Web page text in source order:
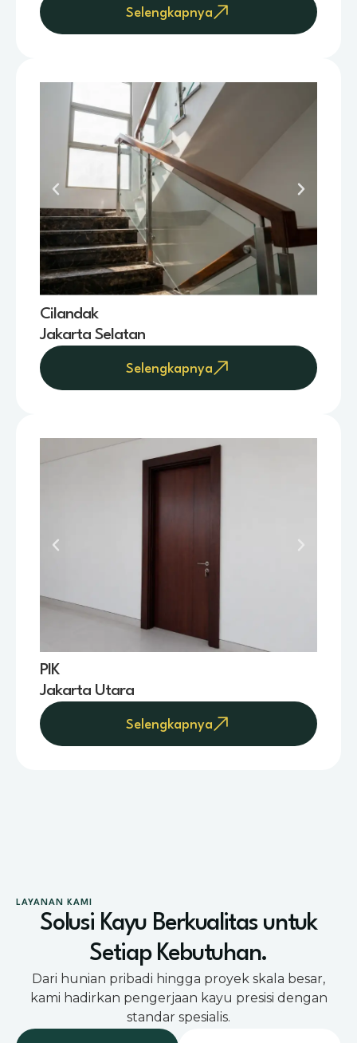
Selengkapnya
Cilandak
Jakarta Selatan
Selengkapnya
PIK
Jakarta Utara
Selengkapnya
LAYANAN KAMI
Solusi Kayu Berkualitas untuk
Setiap Kebutuhan.
Dari hunian pribadi hingga proyek skala besar,
kami hadirkan pengerjaan kayu presisi dengan
standar spesialis.